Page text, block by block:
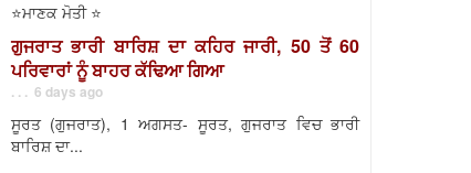
⭐️ਮਾਣਕ ਮੋਤੀ ⭐️
ਗੁਜਰਾਤ ਭਾਰੀ ਬਾਰਿਸ਼ ਦਾ ਕਹਿਰ ਜਾਰੀ, 50 ਤੋਂ 60
ਪਰਿਵਾਰਾਂ ਨੂੰ ਬਾਹਰ ਕੱਢਿਆ ਗਿਆ
. . . 6 days ago
ਸੂਰਤ (ਗੁਜਰਾਤ), 1 ਅਗਸਤ- ਸੂਰਤ, ਗੁਜਰਾਤ ਵਿਚ ਭਾਰੀ
ਬਾਰਿਸ਼ ਦਾ...